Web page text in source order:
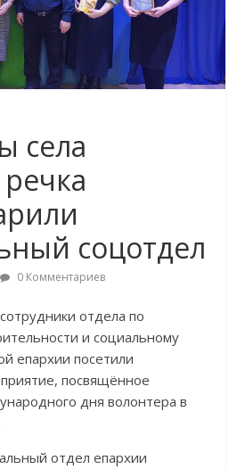
села
соцотдел
0 Комментариев
отдела по
и социальному
епархии посетили
посвящённое
дня волонтера​ в
отдел епархии